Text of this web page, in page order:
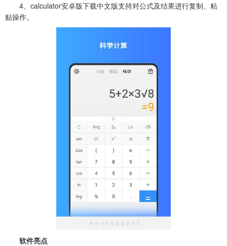
4、 calculator安卓版下载中文版支持对公式及结果进行复制、粘
贴操作。
软件亮点